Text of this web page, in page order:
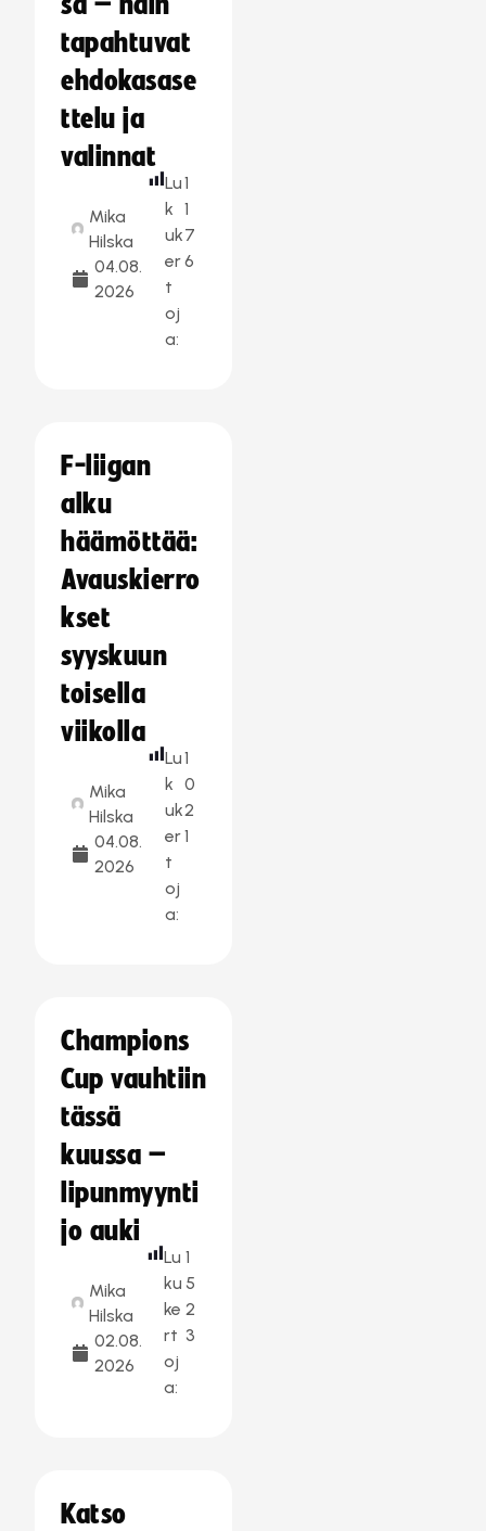
tapahtuvat
ehdokasase
ttelu ja
valinnat
Mika
Hilska
04.08.
2026
Lu
k
uk
er
t
oj
a:
1
1
7
6
F-liigan
alku
häämöttää:
Avauskierro
kset
syyskuun
toisella
viikolla
Mika
Hilska
04.08.
2026
Lu
k
uk
er
t
oj
a:
1
0
2
1
Champions
Cup vauhtiin
tässä
kuussa –
lipunmyynti
jo auki
Mika
Hilska
02.08.
2026
Lu
ku
ke
rt
oj
a:
1
5
2
3
Katso